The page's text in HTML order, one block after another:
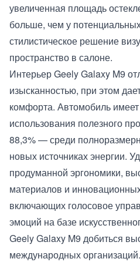
увеличенная площадь
больше, чем у
стилистическое решение
пространство в салоне.
Интерьер Geely Galaxy M9
изысканностью, при этом
комфорта. Автомобиль
использования полезного
88,3% — среди
новых источниках энергии.
продуманной эргономики,
материалов и
включающих голосовое
эмоций на базе
Geely Galaxy M9 добиться
международных организаций.